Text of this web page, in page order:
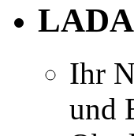
Ihr
und